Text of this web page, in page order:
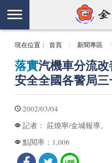
現在位置： 首頁 新聞專區
落實汽機車分流改
安全全國各警局
2002/03/04
記者： 莊煥寧/金城報導。
點閱率： 1,006